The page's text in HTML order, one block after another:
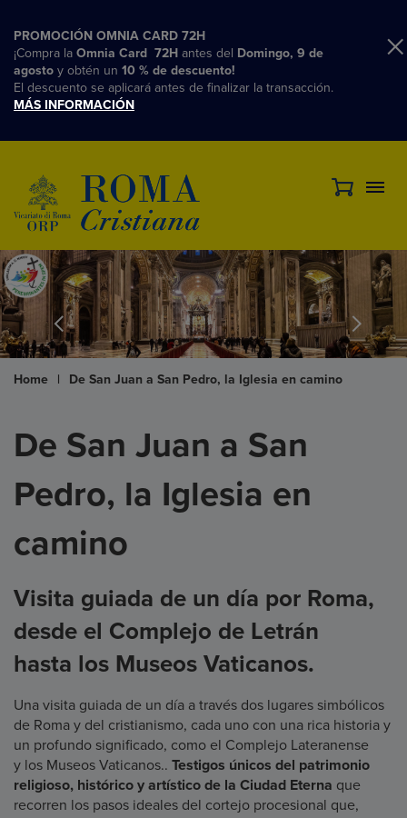
PROMOCIÓN OMNIA CARD 72H
¡Compra la Omnia Card 72H antes del Domingo, 9 de
agosto y obtén un 10 % de descuento!
El descuento se aplicará antes de finalizar la transacción.
MÁS INFORMACIÓN
Home | De San Juan a San Pedro, la Iglesia en camino
De San Juan a San
Pedro, la Iglesia en
camino
Visita guiada de un día por Roma,
desde el Complejo de Letrán
hasta los Museos Vaticanos.
Una visita guiada de un día a través dos lugares simbólicos
de Roma y del cristianismo, cada uno con una rica historia y
un profundo significado, como el Complejo Lateranense
y los Museos Vaticanos.. Testigos únicos del patrimonio
religioso, histórico y artístico de la Ciudad Eterna que
recorren los pasos ideales del cortejo procesional que,